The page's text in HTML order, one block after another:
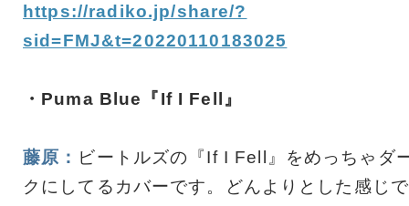
https://radiko.jp/share/?
sid=FMJ&t=20220110183025
・Puma Blue『If I Fell』
藤原： ビートルズの『If I Fell』をめっちゃダ
クにしてるカバーです。どんよりとした感じで